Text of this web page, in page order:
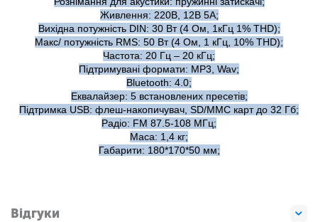
Живлення: 220В, 12В 5A;
Вихідна потужність DIN: 30 Вт (4 Ом, 1кГц 1% THD);
Макс/ потужність RMS: 50 Вт (4 Ом, 1 кГц, 10% THD);
Частота: 20 Гц – 20 кГц;
Підтримувані формати: MP3, Wav;
Bluetooth: 4.0;
Еквалайзер: 5 встановлених пресетів;
Підтримка USB: флеш-накопичувач, SD/MMC карт до 32 Гб;
Радіо: FM 87.5-108 МГц;
Маса: 1,4 кг;
Габарити: 180*170*50 мм;
Відгуки